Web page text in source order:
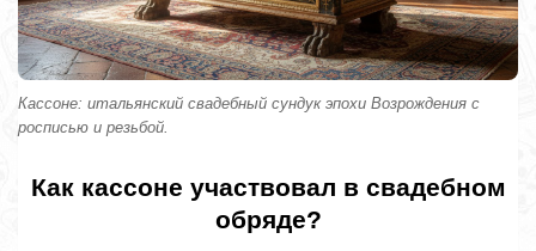
Кассоне: итальянский свадебный сундук эпохи Возрождения с
росписью и резьбой.
Как кассоне участвовал в свадебном
обряде?